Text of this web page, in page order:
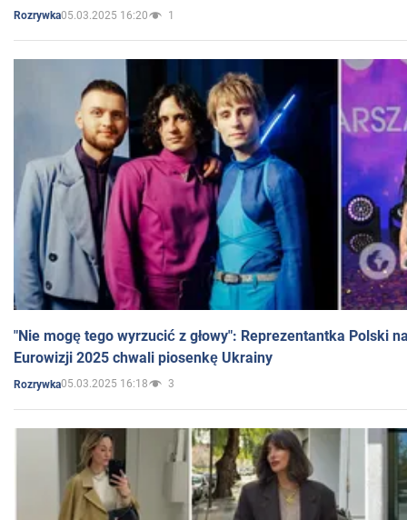
Rozrywka05.03.2025 16:20 1
"Nie mogę tego wyrzucić z głowy": Reprezentantka Polski
Eurowizji 2025 chwali piosenkę Ukrainy
Rozrywka05.03.2025 16:18 3